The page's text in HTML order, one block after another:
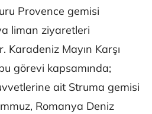
Provence gemisi
liman ziyaretleri
Karadeniz Mayın Karşı
görevi kapsamında;
ait Struma gemisi
Romanya Deniz